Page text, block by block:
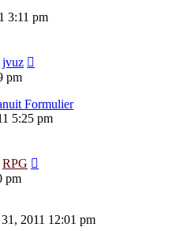
3:11 pm
jvuz
pm
Formulier
5:25 pm
RPG
pm
2011 12:01 pm